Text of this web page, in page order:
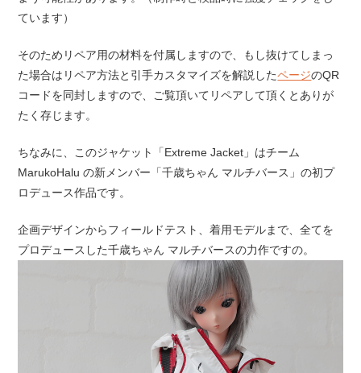
ています）
そのためリペア用の材料を付属しますので、もし抜けてしまっ
た場合はリペア方法と引手カスタマイズを解説したページのQR
コードを同封しますので、ご覧頂いてリペアして頂くとありが
たく存じます。
ちなみに、このジャケット「Extreme Jacket」はチーム
MarukoHalu の新メンバー「千歳ちゃん マルチバース」の初プ
ロデュース作品です。
企画デザインからフィールドテスト、着用モデルまで、全てを
プロデュースした千歳ちゃん マルチバースの力作ですの。